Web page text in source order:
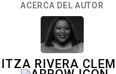
ACERCA DEL AUTOR
RIVERA